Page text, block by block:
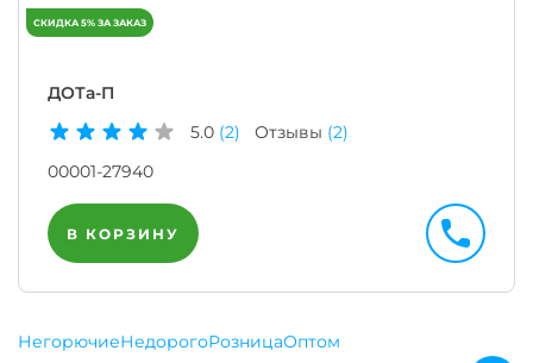
ДОТа-П
5.0 (2) Отзывы (2)
00001-27940
В КОРЗИНУ
НегорючиеНедорогоРозницаОптом